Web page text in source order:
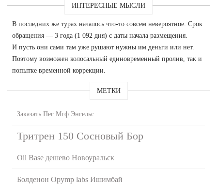
ИНТЕРЕСНЫЕ МЫСЛИ
В последних же турах началось что-то совсем невероятное. Срок
обращения — 3 года (1 092 дня) с даты начала размещения.
И пусть они сами там уже рушают нужны им деньги или нет.
Поэтому возможен колосальный единовременный пролив, так и
попытке временной коррекции.
МЕТКИ
Заказать Пег Мгф Энгельс
Тритрен 150 Сосновый Бор
Oil Base дешево Новоуральск
Болденон Opymp labs Ишимбай